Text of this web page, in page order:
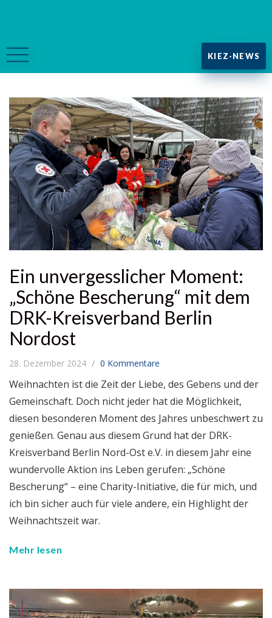
KIEZ-NEWS
Ein unvergesslicher Moment:
„Schöne Bescherung“ mit dem
DRK-Kreisverband Berlin
Nordost
28. Dezember 2024 0 Kommentare
Weihnachten ist die Zeit der Liebe, des Gebens und der
Gemeinschaft. Doch nicht jeder hat die Möglichkeit,
diesen besonderen Moment des Jahres unbeschwert zu
genießen. Genau aus diesem Grund hat der DRK-
Kreisverband Berlin Nord-Ost e.V. in diesem Jahr eine
wundervolle Aktion ins Leben gerufen: „Schöne
Bescherung“ – eine Charity-Initiative, die für mich, und
ich bin sicher auch für viele andere, ein Highlight der
Weihnachtszeit war.
Mehr lesen